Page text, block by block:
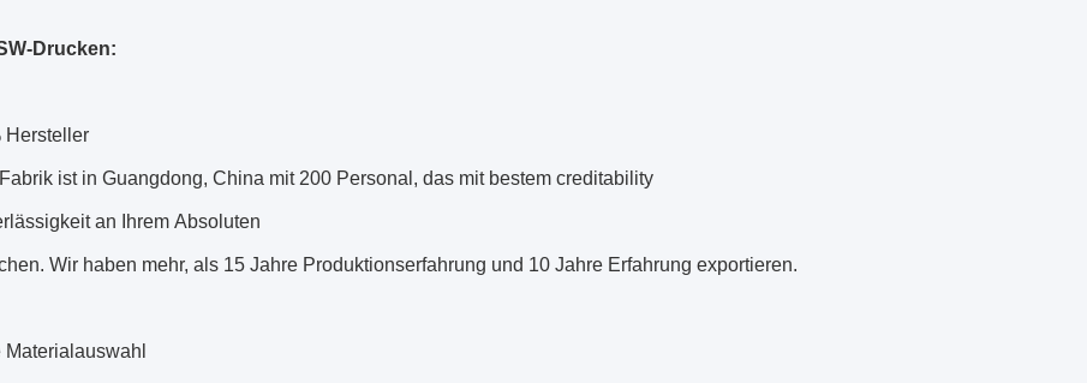
Drucken:
Hersteller
ist in Guangdong, China mit 200 Personal, das mit bestem creditability
an Ihrem Absoluten
Wir haben mehr, als 15 Jahre Produktionserfahrung und 10 Jahre Erfahrung exportieren.
Materialauswahl